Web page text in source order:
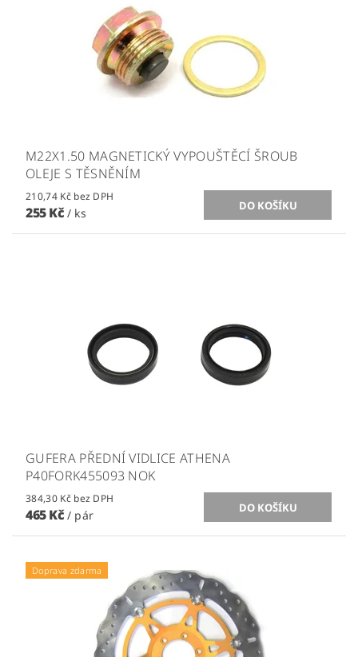
M22X1.50 MAGNETICKÝ VYPOUŠTĚCÍ ŠROUB
OLEJE S TĚSNĚNÍM
210,74 Kč bez DPH
255 Kč / ks
GUFERA PŘEDNÍ VIDLICE ATHENA
P40FORK455093 NOK
384,30 Kč bez DPH
465 Kč / pár
Doprava zdarma